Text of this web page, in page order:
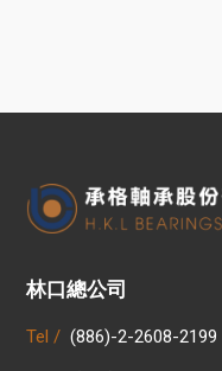
林口總公司
Tel / (886)-2-2608-2199